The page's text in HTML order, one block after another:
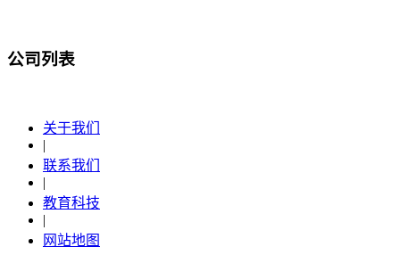
公司列表
关于我们
联系我们
教育科技
网站地图